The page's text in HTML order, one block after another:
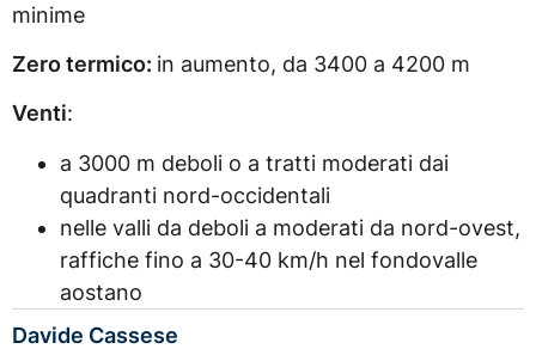
minime
Zero termico: in aumento, da 3400 a 4200 m
Venti:
a 3000 m deboli o a tratti moderati dai
quadranti nord-occidentali
nelle valli da deboli a moderati da nord-ovest,
raffiche fino a 30-40 km/h nel fondovalle
aostano
Davide Cassese